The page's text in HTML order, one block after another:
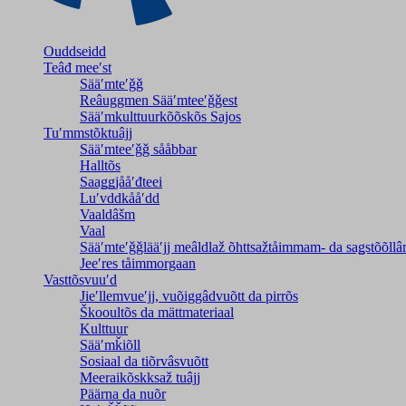
Ouddseidd
Teâđ meeʹst
Sääʹmteʹǧǧ
Reâuggmen Sääʹmteeʹǧǧest
Sääʹmkulttuurkõõskõs Sajos
Tuʹmmstõktuâjj
Sääʹmteeʹǧǧ sååbbar
Halltõs
Saaǥǥjååʹđteei
Luʹvddkååʹdd
Vaaldâšm
Vaal
Sääʹmteʹǧǧlääʹjj meâldlaž õhttsažtåimmam- da
Jeeʹres tåimmorgaan
Vasttõsvuuʹd
Jieʹllemvueʹjj, vuõiggâdvuõtt da pirrõs
Škooultõs da mättmateriaal
Kulttuur
Sääʹmǩiõll
Sosiaal da tiõrvâsvuõtt
Meeraikõskksaž tuâjj
Päärna da nuõr